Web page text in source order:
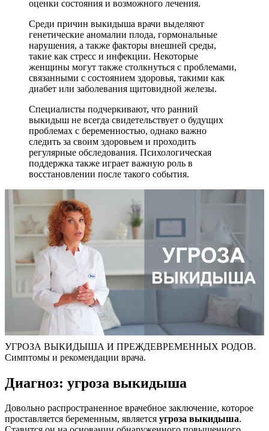
оценки состояния и возможного лечения.
Среди причин выкидыша врачи выделяют
генетические аномалии плода, гормональные
нарушения, а также факторы внешней среды,
такие как стресс и инфекции. Некоторые
женщины могут также столкнуться с проблемами,
связанными с состоянием здоровья, такими как
диабет или заболевания щитовидной железы.
Специалисты подчеркивают, что ранний
выкидыш не всегда свидетельствует о будущих
проблемах с беременностью, однако важно
следить за своим здоровьем и проходить
регулярные обследования. Психологическая
поддержка также играет важную роль в
восстановлении после такого события.
УГРОЗА ВЫКИДЫША И ПРЕЖДЕВРЕМЕННЫХ РОДОВ.
Симптомы и рекомендации врача.
Диагноз: угроза выкидыша
Довольно распространенное врачебное заключение, которое
проставляется беременным, является угроза выкидыша.